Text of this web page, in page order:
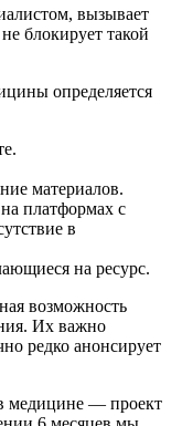
вызывает
блокирует такой
определяется
материалов.
платформах с
в
на ресурс.
возможность
Их важно
редко анонсирует
медицине — проект